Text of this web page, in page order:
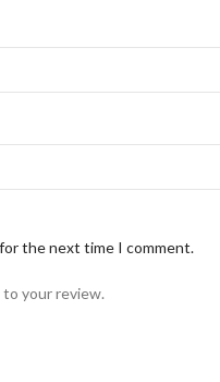
the next time I comment.
to your review.